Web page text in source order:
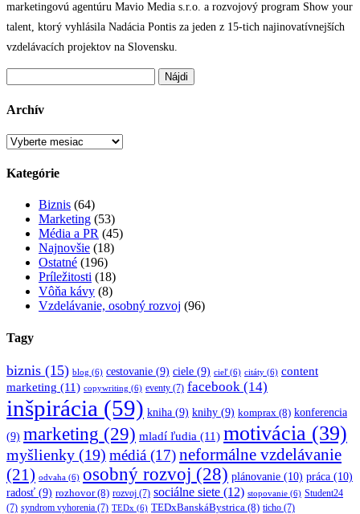
marketingovú agentúru Mavio Media s.r.o. a rozvojový program Show your
talent, ktorý vyhlásila Nadácia Pontis za jeden z 15-tich najinovatívnejších
vzdelávacích projektov na Slovensku.
Archív
Archív
Kategórie
Biznis (64)
Marketing (53)
Média a PR (45)
Najnovšie (18)
Ostatné (196)
Príležitosti (18)
Vôňa kávy (8)
Vzdelávanie, osobný rozvoj (96)
Tagy
biznis (15) blog (6) cestovanie (9) ciele (9) cieľ(6) citáty (6) content
marketing (11) copywriting (6) eventy (7) facebook (14)
inšpirácia (59) kniha (9) knihy (9) komprax (8) konferencia
(9) marketing (29) mladí ľudia (11) motivácia (39)
myšlienky (19) médiá (17)neformálne vzdelávanie
(21) odvaha (6) osobný rozvoj (28) plánovanie (10) práca (10)
radosť (9) rozhovor(8) rozvoj (7) sociálne siete (12) stopovanie (6) Student24
(7) syndrom vyhorenia (7) TEDx (6) TEDxBanskáBystrica (8) ticho (7)